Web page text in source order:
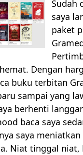
Sudah
saya
paket
Dengan
buku terbitan
sampai yang
berhenti
baca saya
saya
Niat tinggal